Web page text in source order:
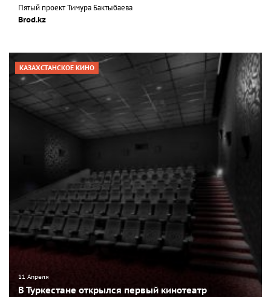
Пятый проект Тимура Бактыбаева
Brod.kz
КАЗАХСТАНСКОЕ КИНО
11 Апреля
В Туркестане открылся первый кинотеатр